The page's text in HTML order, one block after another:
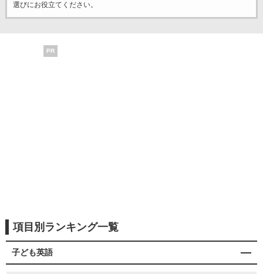
選びにお役立てください。
PR
項目別ランキング一覧
子ども英語